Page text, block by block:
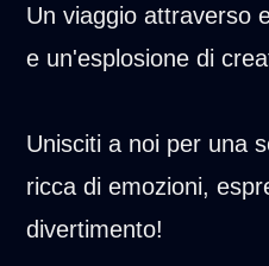
Un viaggio attraverso
e un'esplosione di
Unisciti a noi per una
ricca di emozioni,
divertimento!